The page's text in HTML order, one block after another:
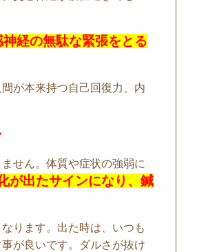
経の無駄な緊張をとる
が本来持つ自己回復力、内
せん。体質や症状の強弱に
が出たサインになり、鍼
ります。出た時は、いつも
が良いです。ダルさが抜け